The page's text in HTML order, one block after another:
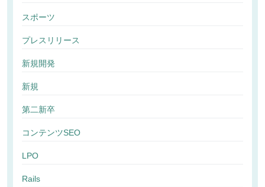
スポーツ
プレスリリース
新規開発
新規
第二新卒
コンテンツSEO
LPO
Rails